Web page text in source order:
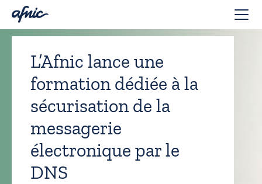
L’Afnic lance une
formation dédiée à la
sécurisation de la
messagerie
électronique par le
DNS
Panneau de gestion des cookies